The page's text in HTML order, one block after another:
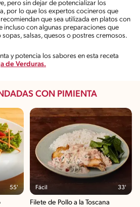
pero sin dejar de potencializar los
por lo que los expertos cocineros que
que sea utilizada en platos con
incluso con algunas preparaciones que
salsas, quesos o postres cremosos.
y potencia los sabores en esta receta
de Verduras.
CON PIMIENTA
55' Fácil 33'
Filete de Pollo a la Toscana